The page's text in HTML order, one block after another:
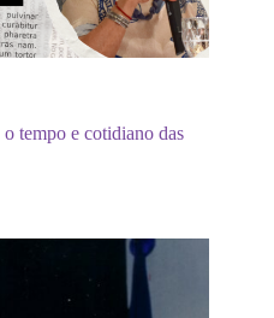
tempo e cotidiano das